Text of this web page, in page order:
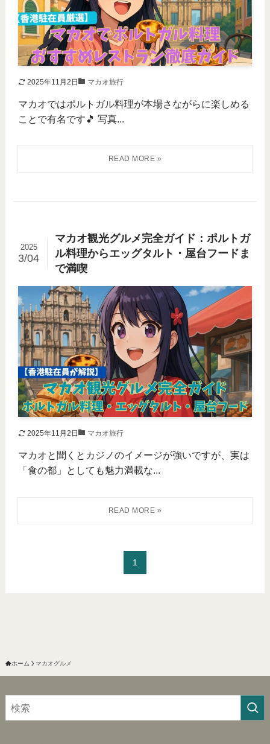
2025年11月2日 マカオ旅行
マカオではポルトガル料理が本場さながらに楽しめる
ことで有名です🎵 写真...
マカオ観光グルメ完全ガイド：ポルトガ
ル料理からエッグタルト・屋台フードま
で満喫
2025
3/04
2025年11月2日 マカオ旅行
マカオと聞くとカジノのイメージが強いですが、実は
「食の都」としても魅力満載な...
1
ホーム マカオグルメ